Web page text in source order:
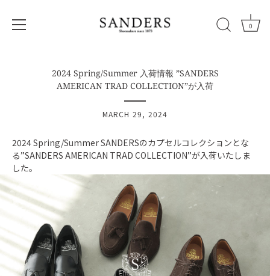
0
2024 Spring/Summer 入荷情報 ”SANDERS
AMERICAN TRAD COLLECTION”が入荷
MARCH 29, 2024
2024 Spring/Summer SANDERSのカプセルコレクションとな
る”SANDERS AMERICAN TRAD COLLECTION”が入荷いたしま
した。